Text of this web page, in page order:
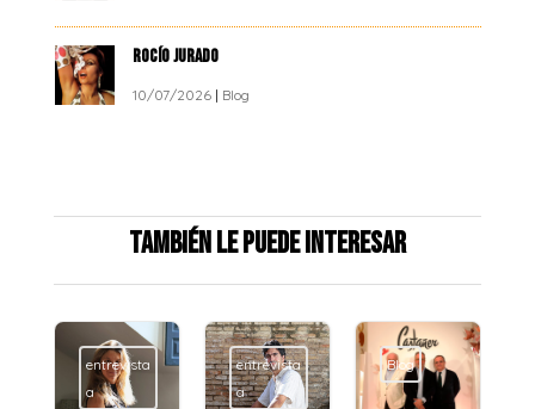
ROCÍO JURADO
10/07/2026| Blog
También le puede interesar
entrevista
a
entrevista
a
Blog